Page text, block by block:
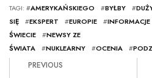
TAGI: #AMERYKAŃSKIEGO #BYŁBY #
SIĘ
#EKSPERT #EUROPIE #
ŚWIECIE
#NEWSY ZE
ŚWIATA
#NUKLEARNY #OCENIA #
PREVIOUS